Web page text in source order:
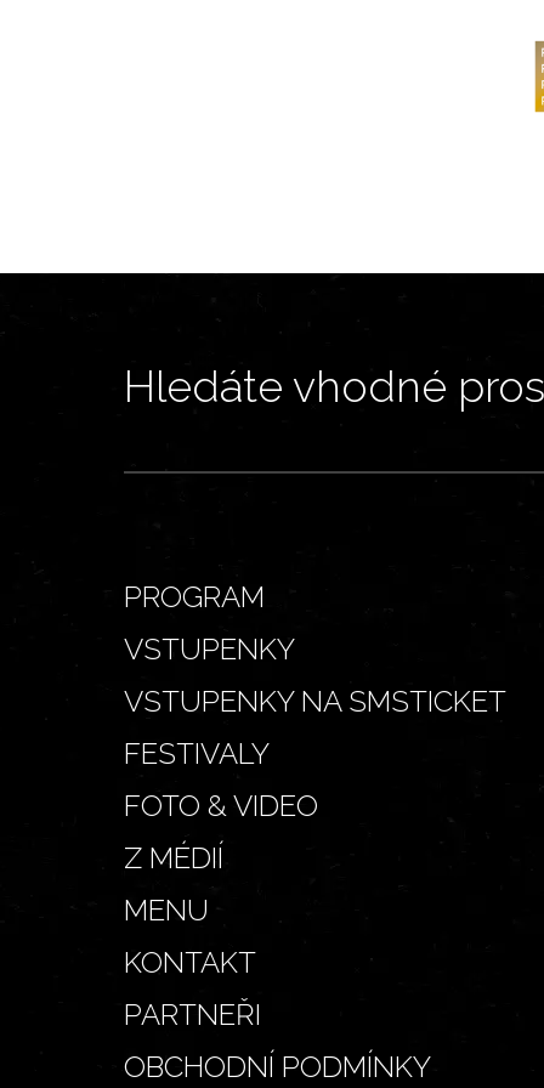
Hledáte vhodné
PROGRAM
VSTUPENKY
VSTUPENKY NA SMSTICKET
FESTIVALY
FOTO & VIDEO
Z MÉDIÍ
MENU
KONTAKT
PARTNEŘI
OBCHODNÍ PODMÍNKY